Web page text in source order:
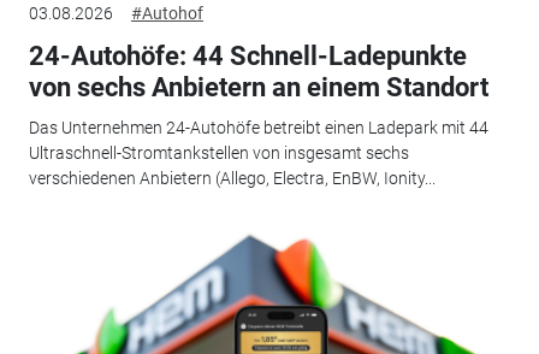
03.08.2026 #Autohof
24-Autohöfe: 44 Schnell-Ladepunkte
von sechs Anbietern an einem Standort
Das Unternehmen 24-Autohöfe betreibt einen Ladepark mit 44
Ultraschnell-Stromtankstellen von insgesamt sechs
verschiedenen Anbietern (Allego, Electra, EnBW, Ionity...